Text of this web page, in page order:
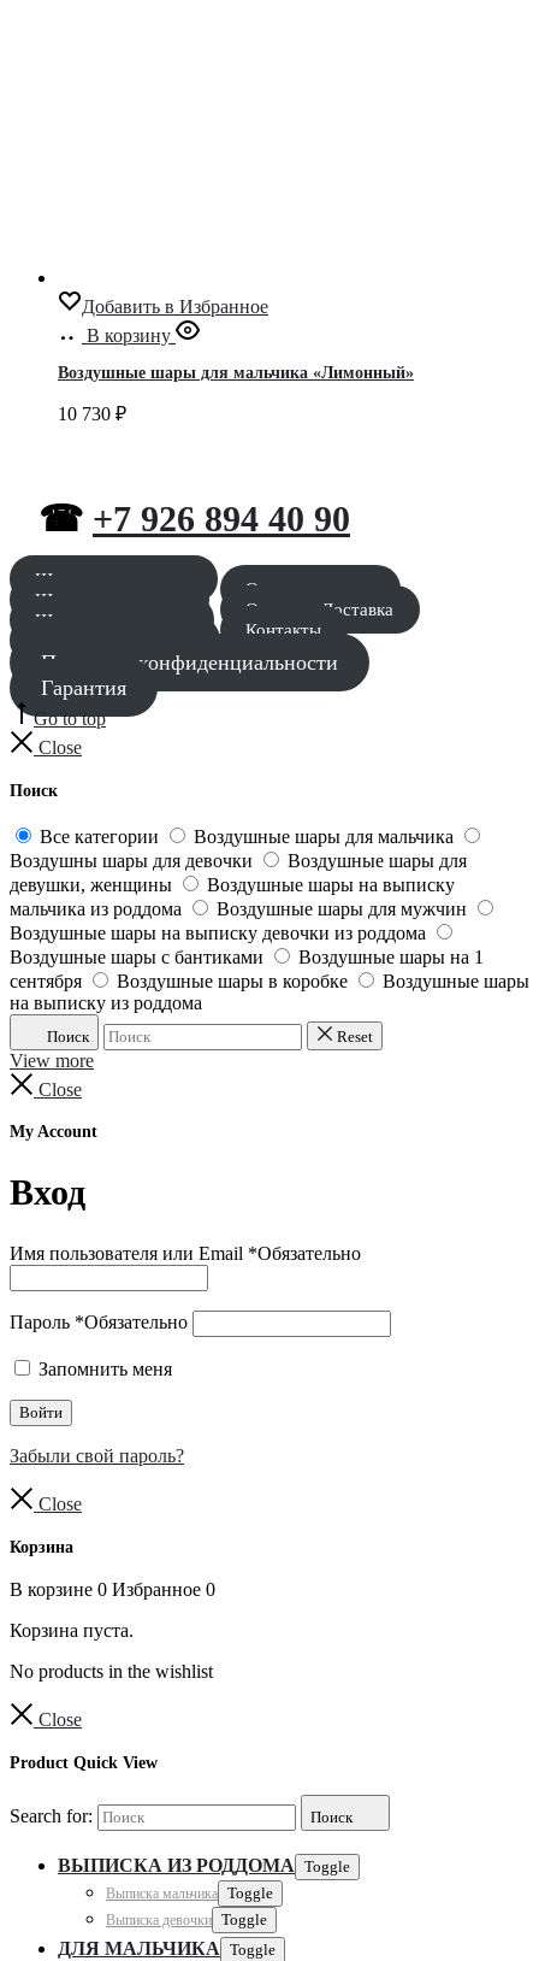
Добавить в Избранное
В корзину
Воздушные шары для мальчика «Лимонный»
10 730 ₽
☎ +7 926 894 40 90
Шары для мальчика
Шары для девочки
Шары для девушки
Оставить заявку
Оплата и Доставка
Контакты
Политика конфиденциальности
Гарантия
Go to top
Close
Поиск
Все категории
Воздушные шары для мальчика
Воздушны шары для девочки
Воздушные шары для
девушки, женщины
Воздушные шары на выписку
мальчика из роддома
Воздушные шары для мужчин
Воздушные шары на выписку девочки из роддома
Воздушные шары с бантиками
Воздушные шары на 1
сентября
Воздушные шары в коробке
Воздушные шары
на выписку из роддома
Поиск Reset
View more
Close
My Account
Вход
Имя пользователя или Email *Обязательно
Пароль *Обязательно
Запомнить меня
Войти
Забыли свой пароль?
Close
Корзина
В корзине 0 Избранное 0
Корзина пуста.
No products in the wishlist
Close
Product Quick View
Search for: Поиск
ВЫПИСКА ИЗ РОДДОМА Toggle
Выписка мальчика Toggle
Выписка девочки Toggle
ДЛЯ МАЛЬЧИКА Toggle